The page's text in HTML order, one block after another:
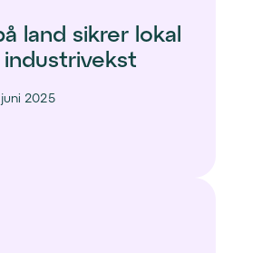
land sikrer lokal
2025